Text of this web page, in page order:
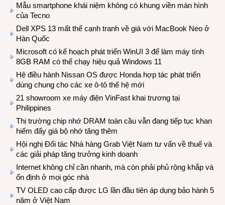
Mẫu smartphone khái niệm không có khung viền màn hình
của Tecno
Dell XPS 13 mất thế cạnh tranh về giá với MacBook Neo ở
Hàn Quốc
Microsoft có kế hoạch phát triển WinUI 3 để làm máy tính
8GB RAM có thể chạy hiệu quả Windows 11
Hệ điều hành Nissan OS được Honda hợp tác phát triển
dùng chung cho các xe ô-tô thế hệ mới
21 showroom xe máy điện VinFast khai trương tại
Philippines
Thị trường chip nhớ DRAM toàn cầu vẫn đang tiếp tục khan
hiếm đẩy giá bộ nhớ tăng thêm
Hội nghị Đối tác Nhà hàng Grab Việt Nam tư vấn về thuế và
các giải pháp tăng trưởng kinh doanh
Internet không chỉ cần nhanh, mà còn phải phủ rộng khắp và
ổn định ở mọi góc nhà
TV OLED cao cấp được LG lần đầu tiên áp dụng bảo hành 5
năm ở Việt Nam